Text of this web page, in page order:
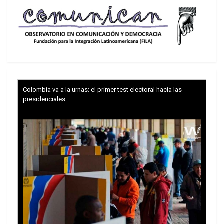
Si la cotización del dólar está orientada hacia
abajo, hay, quizás, un serio problema con la
vocación liquidadora de los exportadores y su
-es probable, no seguro- consecuente impacto
electoral.
datos acumulados, se diría que el respaldo
fenomenal del FMI ha dicho lo suyo.Esto es:
que el oficialismo dispondría de aire, en los
aspectos financieros y externos, para aguantar
sólido o estable hasta octubre.
En un hecho por completo inédito, al menos en
lo relativo a la brutalidad con que fue expuesta,
Colombia va a la urnas: el primer test electoral hacia las
presidenciales